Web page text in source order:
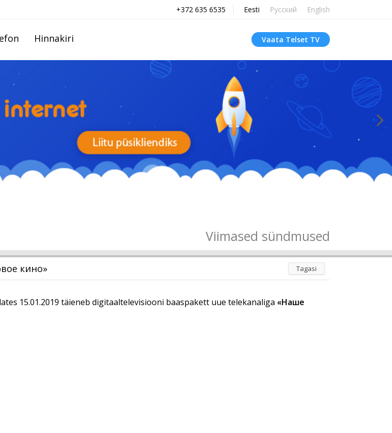
+372 635 6535 Eesti Русский English
Hinnakiri Vaata Telset TV
Viimased sündmused
кино» Tagasi
15.01.2019 täieneb digitaaltelevisiooni baaspakett uue telekanaliga «Наше